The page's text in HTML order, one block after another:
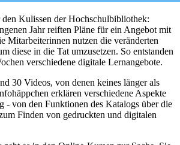
Kulissen der Hochschulbibliothek:
Jahr reiften Pläne für ein Angebot mit
Mitarbeiterinnen nutzen die veränderten
diese in die Tat umzusetzen. So entstanden
verschiedene digitale Lernangebote.
30 Videos, von denen keines länger als
erklären verschiedene Aspekte
- von den Funktionen des Katalogs über die
Finden von gedruckten und digitalen